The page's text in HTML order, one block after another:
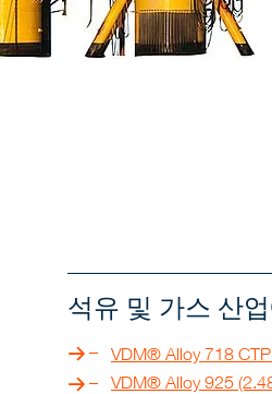
석유 및 가스 산
VDM® Alloy 718 CTP
VDM® Alloy 925